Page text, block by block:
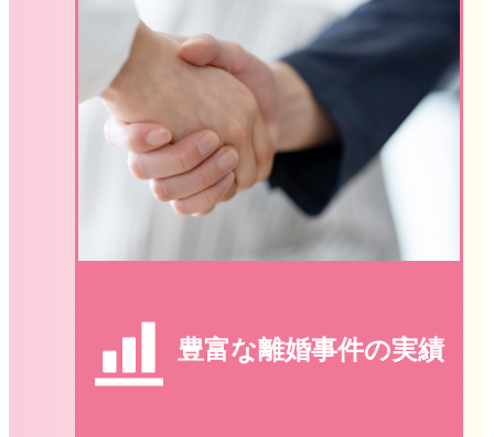
豊富な離婚事件の実績